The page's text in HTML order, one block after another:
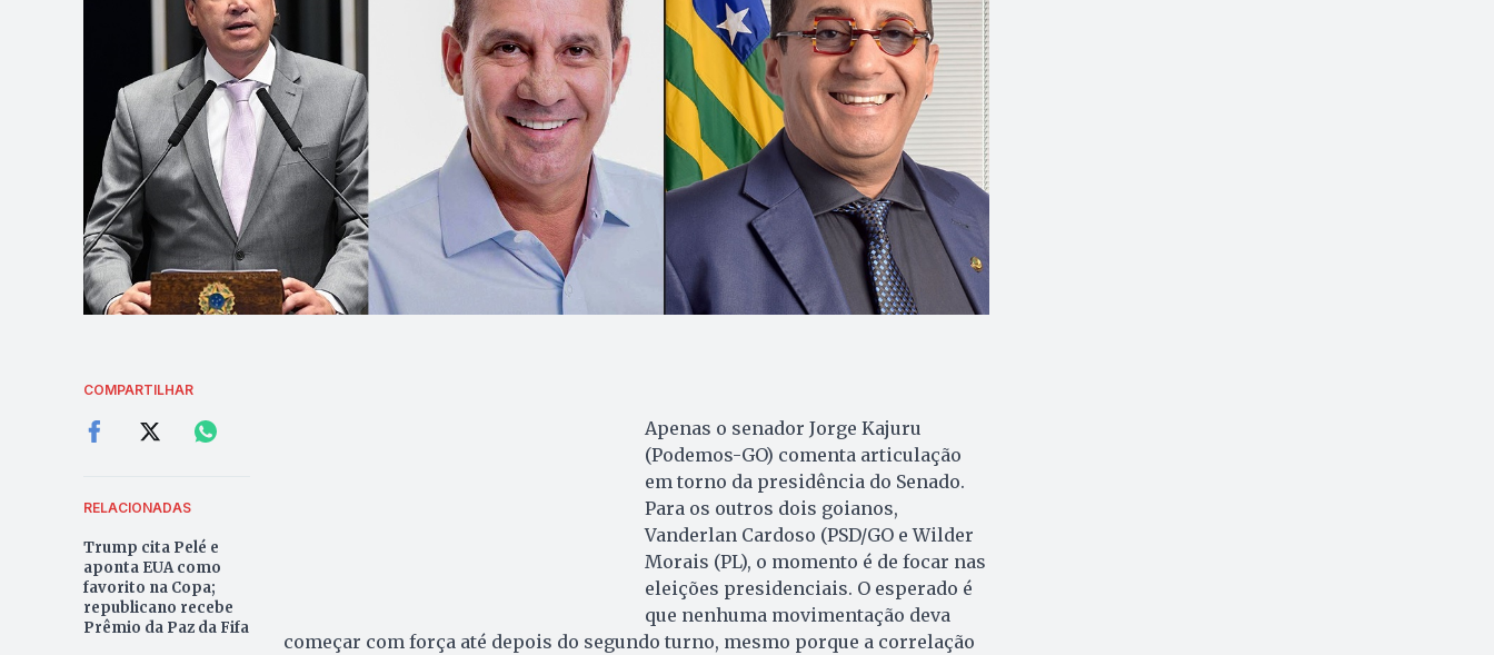
COMPARTILHAR
RELACIONADAS
Trump cita Pelé e
aponta EUA como
favorito na Copa;
republicano recebe
Prêmio da Paz da Fifa
Apenas o senador Jorge Kajuru
(Podemos-GO) comenta articulação
em torno da presidência do Senado.
Para os outros dois goianos,
Vanderlan Cardoso (PSD/GO e Wilder
Morais (PL), o momento é de focar nas
eleições presidenciais. O esperado é
que nenhuma movimentação deva
começar com força até depois do segundo turno, mesmo porque a correlação